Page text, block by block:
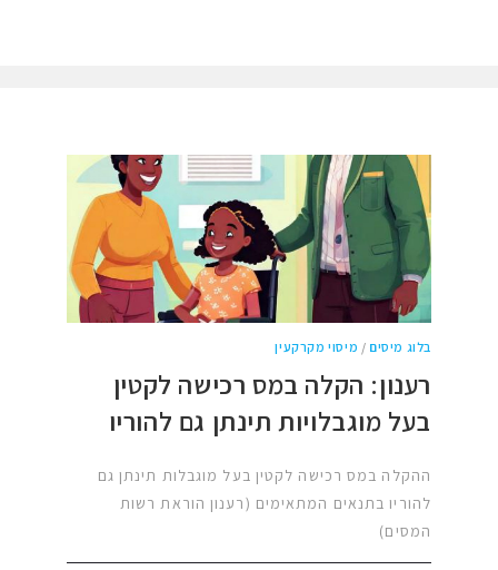
בלוג מיסים / מיסוי מקרקעין
רענון: הקלה במס רכישה לקטין
בעל מוגבלויות תינתן גם להוריו
ההקלה במס רכישה לקטין בעל מוגבלות תינתן גם
להוריו בתנאים המתאימים (רענון הוראת רשות
המסים)